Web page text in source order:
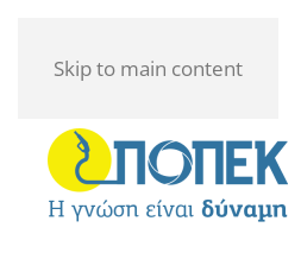
Skip to main content